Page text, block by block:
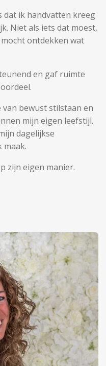
dat ik handvatten kreeg
Niet als iets dat moest,
ontdekken wat
en gaf ruimte
bewust stilstaan en
mijn eigen leefstijl.
dagelijkse
maak.
zijn eigen manier.